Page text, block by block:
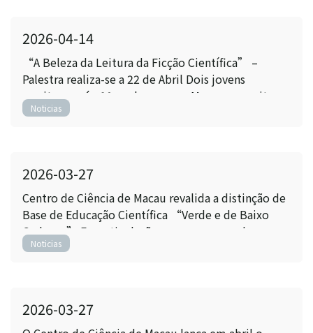
2026-04-14
“A Beleza da Leitura da Ficção Científica” –
Palestra realiza-se a 22 de Abril Dois jovens
escritores pós-90 exploram, em Macau, a escrita na
era da inteligência artificial
Noticias
2026-03-27
Centro de Ciência de Macau revalida a distinção de
Base de Educação Científica “Verde e de Baixo
Carbono” Em articulação com empresas de
turismo e lazer integrado e empresas tecnológicas,
Noticias
2026-03-27